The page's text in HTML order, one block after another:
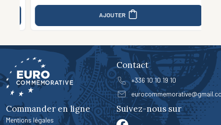
AJOUTER
Contact
+336 10 10 19 10
Commander en ligne
Mentions légales
Suivez-nous sur